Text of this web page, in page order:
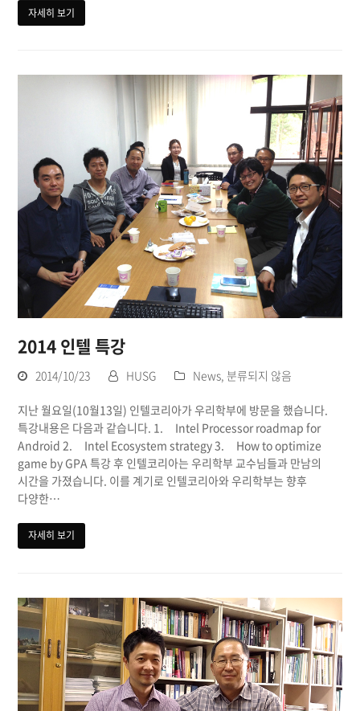
자세히 보기
2014 인텔 특강
2014/10/23 HUSG News 분류되지 않음
지난 월요일(10월13일) 인텔코리아가 우리학부에 방문을 했습니다.
특강내용은 다음과 같습니다. 1. Intel Processor roadmap for
Android 2. Intel Ecosystem strategy 3. How to optimize
game by GPA 특강 후 인텔코리아는 우리학부 교수님들과 만남의
시간을 가졌습니다. 이를 계기로 인텔코리아와 우리학부는 향후
다양한…
자세히 보기